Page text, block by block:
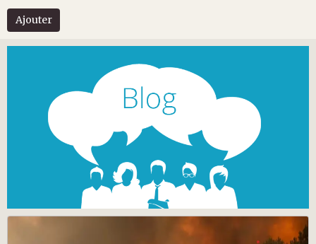
Ajouter